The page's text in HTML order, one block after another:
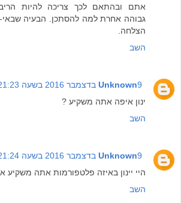
אתם ובהתאם לכך צריכה להיות
גבוהה אחרת למה להסתכן. הבעיה שבאי-
הצלחה.
השב
Unknown9 בדצמבר 2016 בשעה 21:23
ינון איפה אתה משקיע ?
השב
Unknown9 בדצמבר 2016 בשעה 21:24
היי יינון באיזה פלטפורמות אתה
השב